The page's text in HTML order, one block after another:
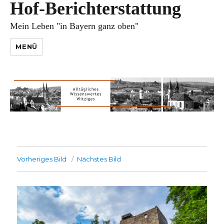
Hof-Berichterstattung
Mein Leben "in Bayern ganz oben"
MENÜ
Vorheriges Bild Nächstes Bild